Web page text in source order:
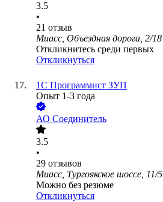
3.5
•
21 отзыв
Миасс, Объездная дорога, 2/18
Откликнитесь среди первых
Откликнуться
1С Программист ЗУП
Опыт 1-3 года
АО Соединитель
3.5
•
29 отзывов
Миасс, Тургоякское шоссе, 11/5
Можно без резюме
Откликнуться